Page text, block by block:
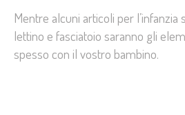
Mentre alcuni articoli per l’infanzia
lettino e fasciatoio saranno gli
spesso con il vostro bambino.